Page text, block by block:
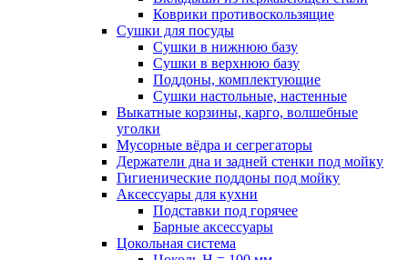
Коврики противоскользящие
Сушки для посуды
Сушки в нижнюю базу
Сушки в верхнюю базу
Поддоны, комплектующие
Сушки настольные, настенные
Выкатные корзины, карго, волшебные
уголки
Мусорные вёдра и сегрегаторы
Держатели дна и задней стенки под мойку
Гигиенические поддоны под мойку
Аксессуары для кухни
Подставки под горячее
Барные аксессуары
Цокольная система